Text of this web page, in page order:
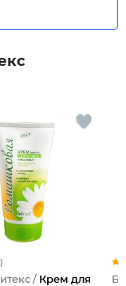
/ Крем для